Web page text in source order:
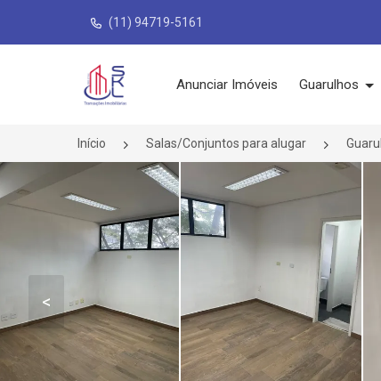
(11) 94719-5161
Página inicial
Anunciar Imóveis Guarulhos
Início Salas/Conjuntos para alugar
<